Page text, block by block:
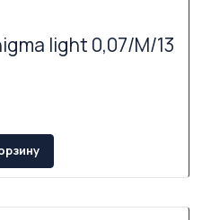
light 0,07/M/13